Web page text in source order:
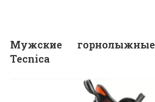
Мужские
Tecnica